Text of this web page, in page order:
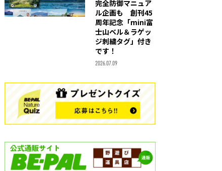
完全防御マニュア
ル企画も 創刊45
周年記念「mini富
士山ベル＆ラゲッ
ジ刺繍タグ」付き
です！
2026.07.09